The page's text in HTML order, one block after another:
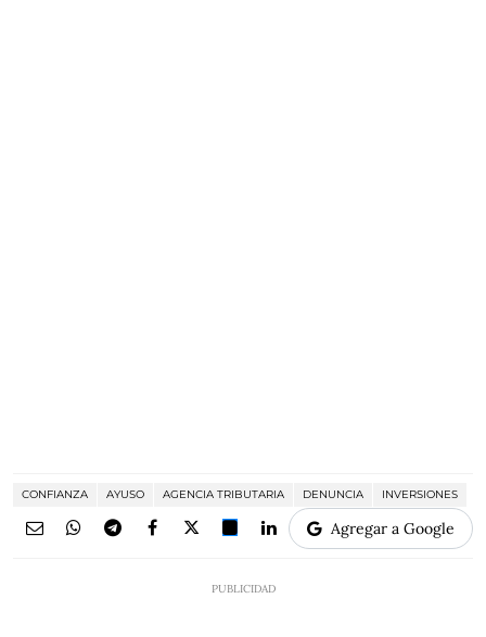
CONFIANZA AYUSO AGENCIA TRIBUTARIA DENUNCIA INVERSIONES
Agregar a Google